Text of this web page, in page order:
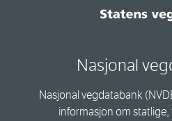
Nasjonal
Nasjonal vegdatabank
informasjon om